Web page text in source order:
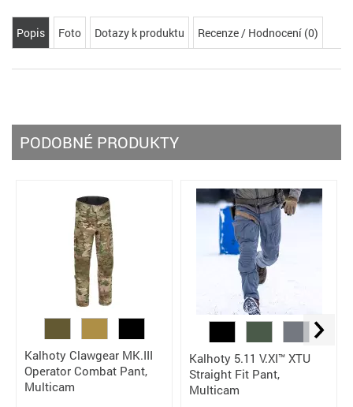
Popis Foto Dotazy k produktu Recenze / Hodnocení (0)
PODOBNÉ PRODUKTY
Kalhoty Clawgear MK.III
Operator Combat Pant,
Multicam
Kalhoty 5.11 V.XI™ XTU
Straight Fit Pant,
Multicam